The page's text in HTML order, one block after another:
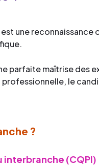
une
parfaite maîtrise des
le
?
(CQPI)